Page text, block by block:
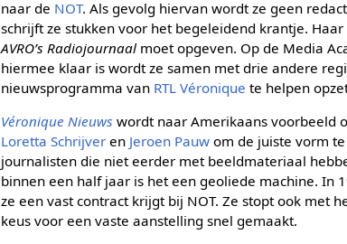
naar de NOT. Als gevolg hiervan wordt ze geen
schrijft ze stukken voor het begeleidend krantje.
AVRO’s Radiojournaal moet opgeven. Op de Media
hiermee klaar is wordt ze samen met drie andere
nieuwsprogramma van RTL Véronique te helpen
Véronique Nieuws wordt naar Amerikaans voorbeeld
Loretta Schrijver en Jeroen Pauw om de juiste vorm
journalisten die niet eerder met beeldmateriaal
binnen een half jaar is het een geoliede machine. In
ze een vast contract krijgt bij NOT. Ze stopt ook met
keus voor een vaste aanstelling snel gemaakt.